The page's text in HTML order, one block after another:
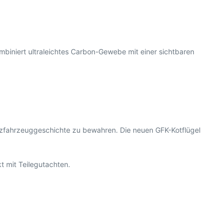
ultraleichtes Carbon-Gewebe mit einer sichtbaren
zu bewahren. Die neuen GFK-Kotflügel
mit Teilegutachten.